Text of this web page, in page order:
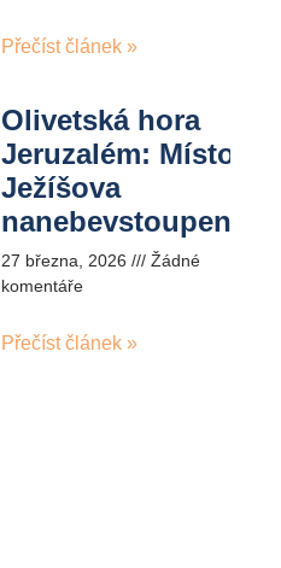
Přečíst článek »
Olivetská hora
Jeruzalém: Místo
Ježíšova
nanebevstoupení
27 března, 2026
Žádné
komentáře
Přečíst článek »